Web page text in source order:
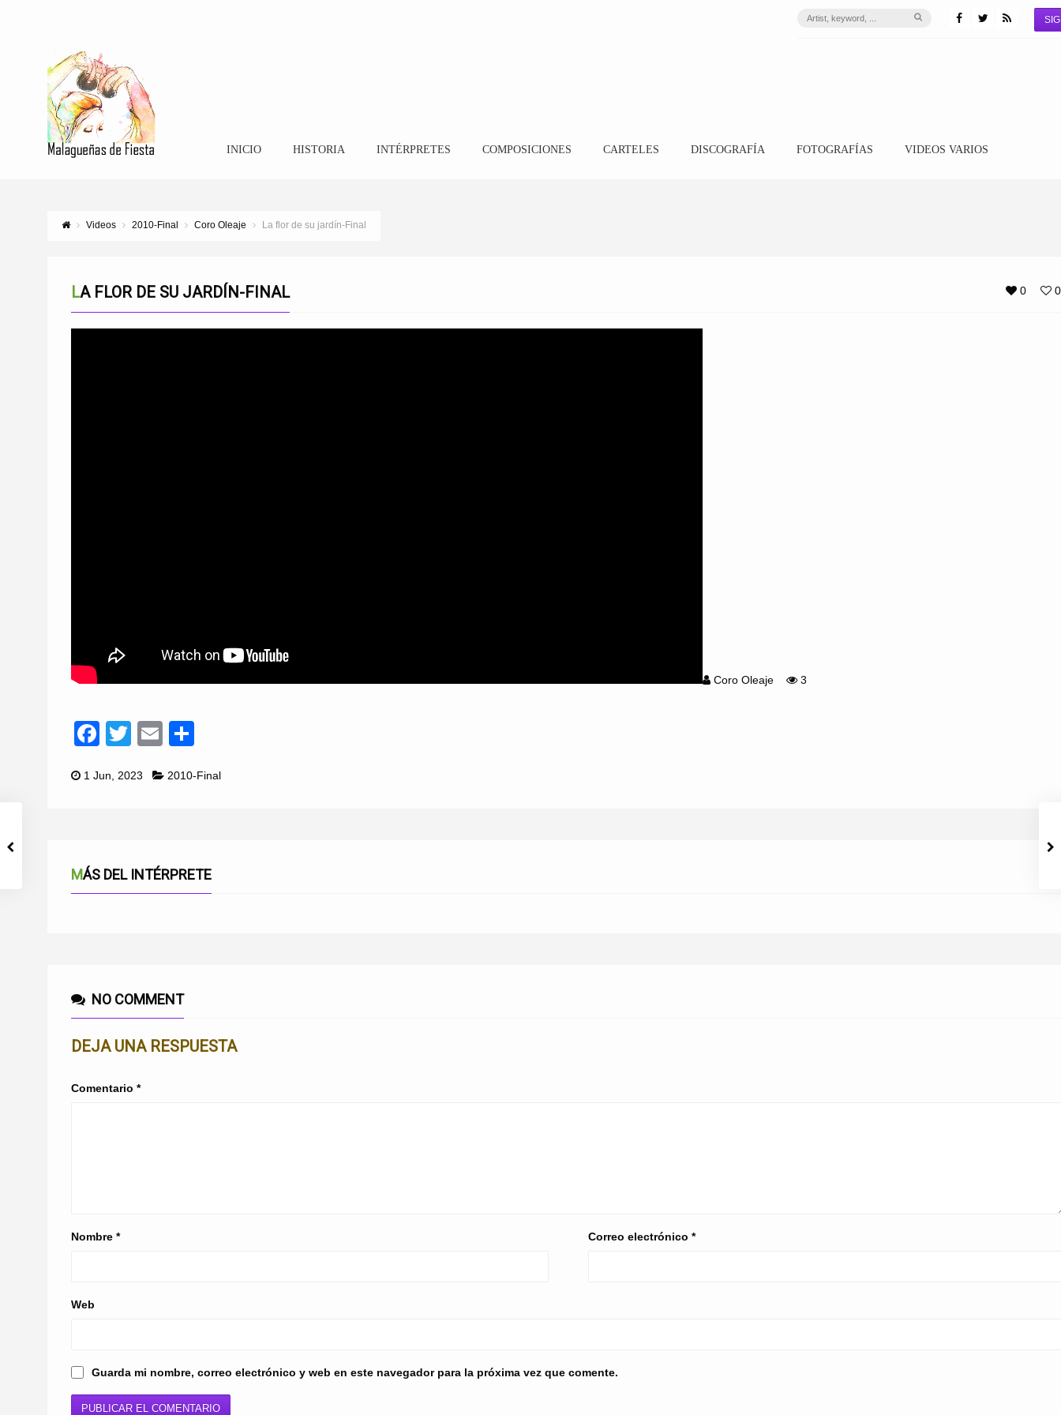
INICIO HISTORIA INTÉRPRETES COMPOSICIONES CARTELES DISCOGRAFÍA FOTOGRAFÍAS VIDEOS VARIOS
Videos 2010-Final Coro Oleaje La flor de su jardín-Final
0 0
LA FLOR DE SU JARDÍN-FINAL
Coro Oleaje 3
Facebook
TwitterEmail
1 Jun, 2023 2010-Final
MÁS DEL INTÉRPRETE
NO COMMENT
DEJA UNA RESPUESTA
Comentario *
Nombre * Correo electrónico*
Web
Guarda mi nombre, correo electrónico y web en este navegador para la próxima vez que comente.